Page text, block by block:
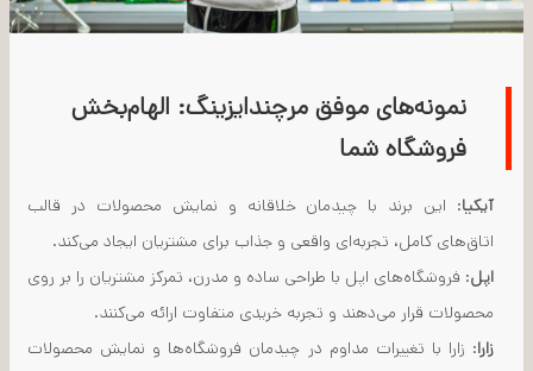
نمونه‌های موفق مرچندایزینگ: الهام‌بخش
فروشگاه شما
آیکیا: این برند با چیدمان خلاقانه و نمایش محصولات در قالب
اتاق‌های کامل، تجربه‌ای واقعی و جذاب برای مشتریان ایجاد می‌کند.
اپل: فروشگاه‌های اپل با طراحی ساده و مدرن، تمرکز مشتریان را بر روی
محصولات قرار می‌دهند و تجربه خریدی متفاوت ارائه می‌کنند.
زارا: زارا با تغییرات مداوم در چیدمان فروشگاه‌ها و نمایش محصولات